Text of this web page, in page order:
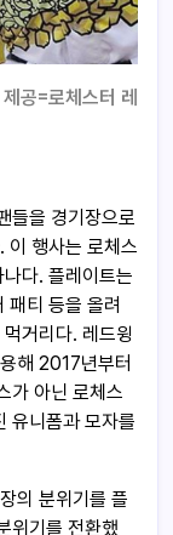
공=로체스터 레
들을 경기장으로
이 행사는 로체스
다. 플레이트는
패티 등을 올려
거리다. 레드윙
해 2017년부터
가 아닌 로체스
유니폼과 모자를
의 분위기를 플
위기를 전환했